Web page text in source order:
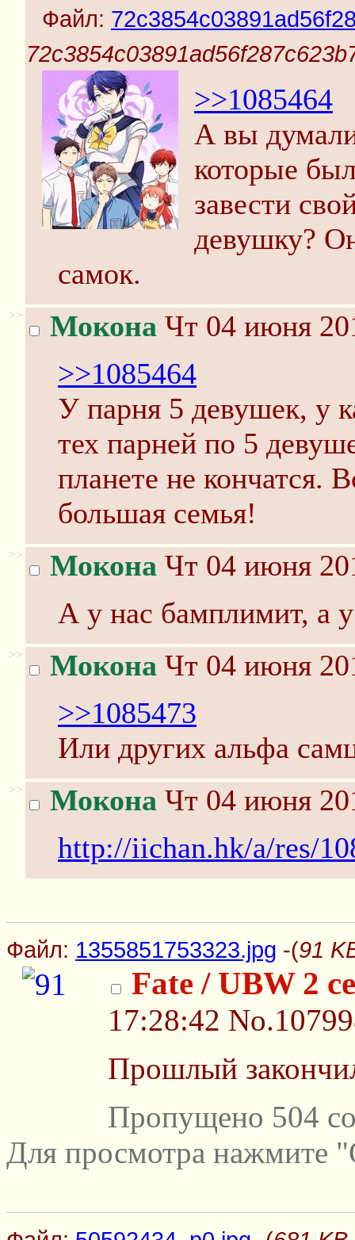
Файл:
>>1085464
А вы
которые
завести
девушку?
самок.
>> Мокона Чт 04 июня
>>1085464
У парня 5 девушек, у
тех парней по 5
планете не кончатся.
большая семья!
>> Мокона Чт 04 июня
А у нас бамплимит, а у
>> Мокона Чт 04 июня
>>1085473
Или других альфа
>> Мокона Чт 04 июня
http://iichan.hk/a/res/
Файл: 1355851753323.jpg -(91
Fate / UBW 2
17:28:42
Прошлый
Пропущено 504
Для просмотра нажмите